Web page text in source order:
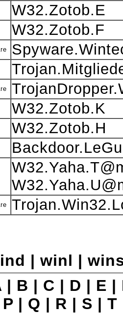
W32.Zotob.E
W32.Zotob.F
W32.Zotob.K
W32.Zotob.H
| winl |
| B | C | D | E |
P | Q | R | S | T